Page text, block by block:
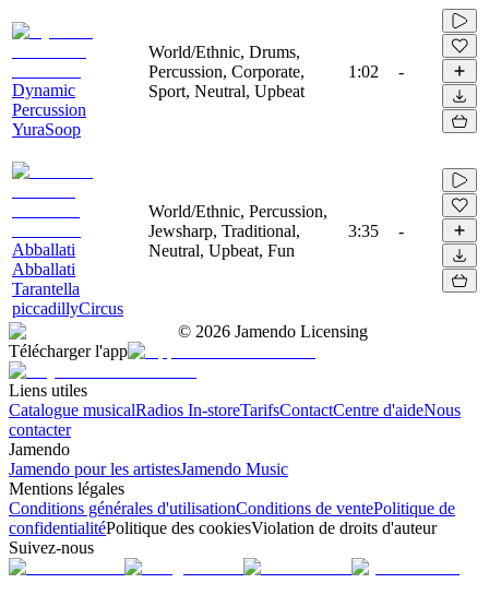
Dynamic
Percussion
YuraSoop
World/Ethnic, Drums,
Percussion, Corporate,
Sport, Neutral, Upbeat
1:02 -
Abballati
Abballati
Tarantella
piccadillyCircus
World/Ethnic, Percussion,
Jewsharp, Traditional,
Neutral, Upbeat, Fun
3:35 -
© 2026 Jamendo Licensing
Télécharger l'app
Liens utiles
Catalogue musicalRadios In-storeTarifsContactCentre d'aideNous
contacter
Jamendo
Jamendo pour les artistesJamendo Music
Mentions légales
Conditions générales d'utilisationConditions de ventePolitique de
confidentialitéPolitique des cookiesViolation de droits d'auteur
Suivez-nous